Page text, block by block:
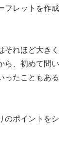
フレットを作成
それほど大きく
ら、初めて問い
ったこともある
のポイントをシ